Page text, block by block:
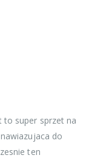
to super sprzet na
do
ten